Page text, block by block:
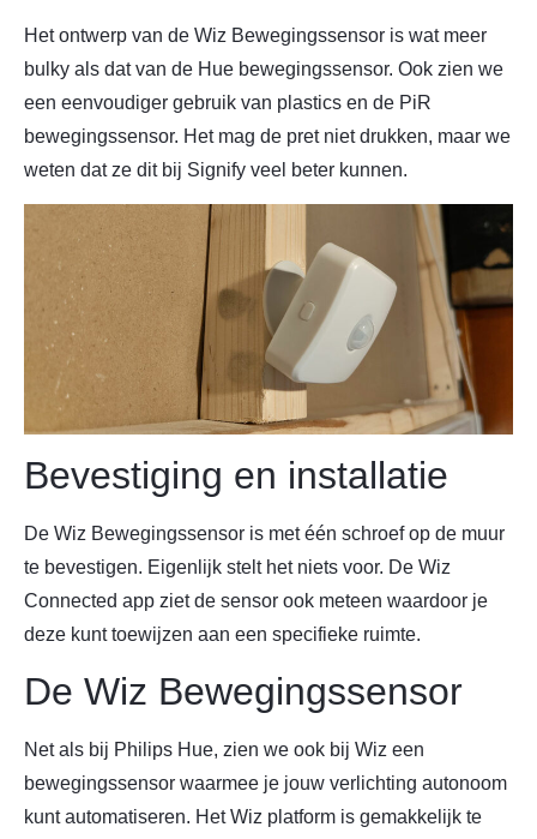
Het ontwerp van de Wiz Bewegingssensor is wat meer
bulky als dat van de Hue bewegingssensor. Ook zien we
een eenvoudiger gebruik van plastics en de PiR
bewegingssensor. Het mag de pret niet drukken, maar we
weten dat ze dit bij Signify veel beter kunnen.
Bevestiging en installatie
De Wiz Bewegingssensor is met één schroef op de muur
te bevestigen. Eigenlijk stelt het niets voor. De Wiz
Connected app ziet de sensor ook meteen waardoor je
deze kunt toewijzen aan een specifieke ruimte.
De Wiz Bewegingssensor
Net als bij Philips Hue, zien we ook bij Wiz een
bewegingssensor waarmee je jouw verlichting autonoom
kunt automatiseren. Het Wiz platform is gemakkelijk te